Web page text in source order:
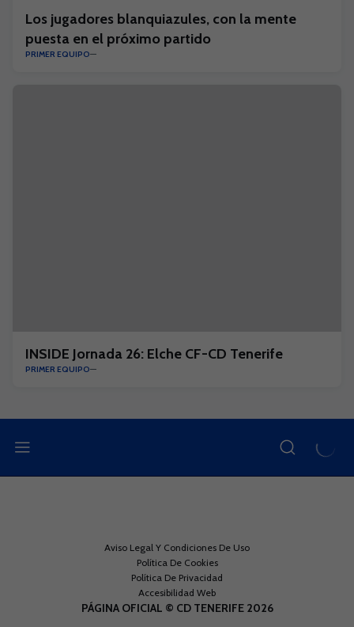
Los jugadores blanquiazules, con la mente
puesta en el próximo partido
PRIMER EQUIPO
INSIDE Jornada 26: Elche CF-CD Tenerife
PRIMER EQUIPO
Aviso Legal Y Condiciones De Uso
Política De Cookies
Política De Privacidad
Accesibilidad Web
PÁGINA OFICIAL © CD TENERIFE 2026